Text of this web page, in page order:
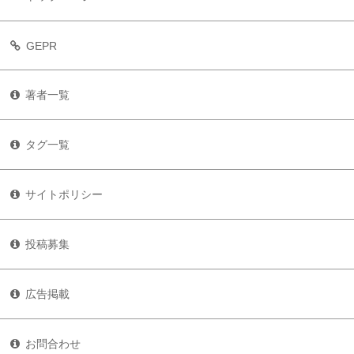
GEPR
著者一覧
タグ一覧
サイトポリシー
投稿募集
広告掲載
お問合わせ